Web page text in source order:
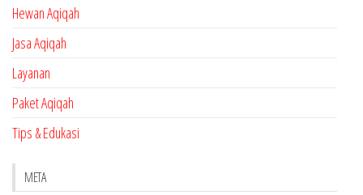
Hewan Aqiqah
Jasa Aqiqah
Layanan
Paket Aqiqah
Tips & Edukasi
META